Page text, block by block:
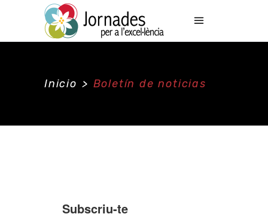
Inicio > Boletín de noticias